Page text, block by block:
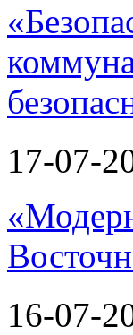
17-07-
16-07-